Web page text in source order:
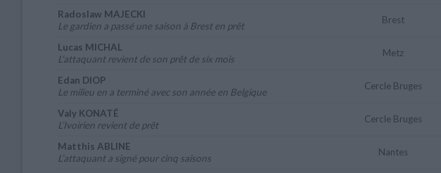
Radoslaw MAJECKI
Le gardien a passé une saison à Brest en prêt
Brest
Lucas MICHAL
L’attaquant revient de son prêt de six mois
Metz
Edan DIOP
Le milieu en a terminé avec son année en Belgique
Cercle Bruges
Valy KONATÉ
L’Ivoirien revient de prêt
Cercle Bruges
Matthis ABLINE
L’attaquant a signé pour cinq saisons
Nantes